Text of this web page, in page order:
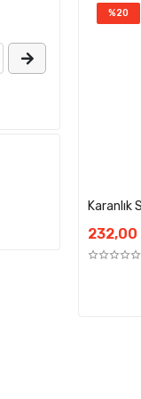
%20
Karanlık
232,00